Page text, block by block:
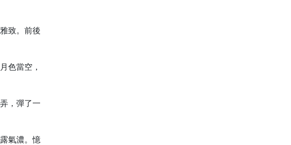
致。前後
色當空，
，彈了一
氣濃。憶